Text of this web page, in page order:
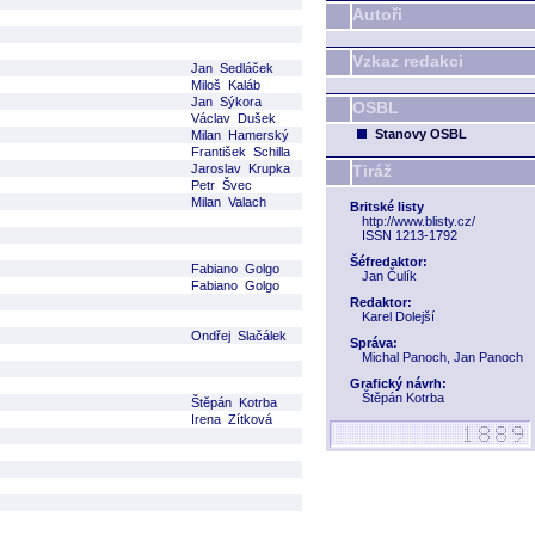
Autoři
Vzkaz redakci
OSBL
Stanovy OSBL
Tiráž
Britské listy
http://www.blisty.cz/
ISSN 1213-1792
Šéfredaktor:
Jan Čulík
Redaktor:
Karel Dolejší
Správa:
Michal Panoch, Jan Panoch
Grafický návrh:
Štěpán Kotrba
Jan Sedláček
Miloš Kaláb
Jan Sýkora
Václav Dušek
Milan Hamerský
František Schilla
Jaroslav Krupka
Petr Švec
Milan Valach
Fabiano Golgo
Fabiano Golgo
Ondřej Slačálek
Štěpán Kotrba
Irena Zítková